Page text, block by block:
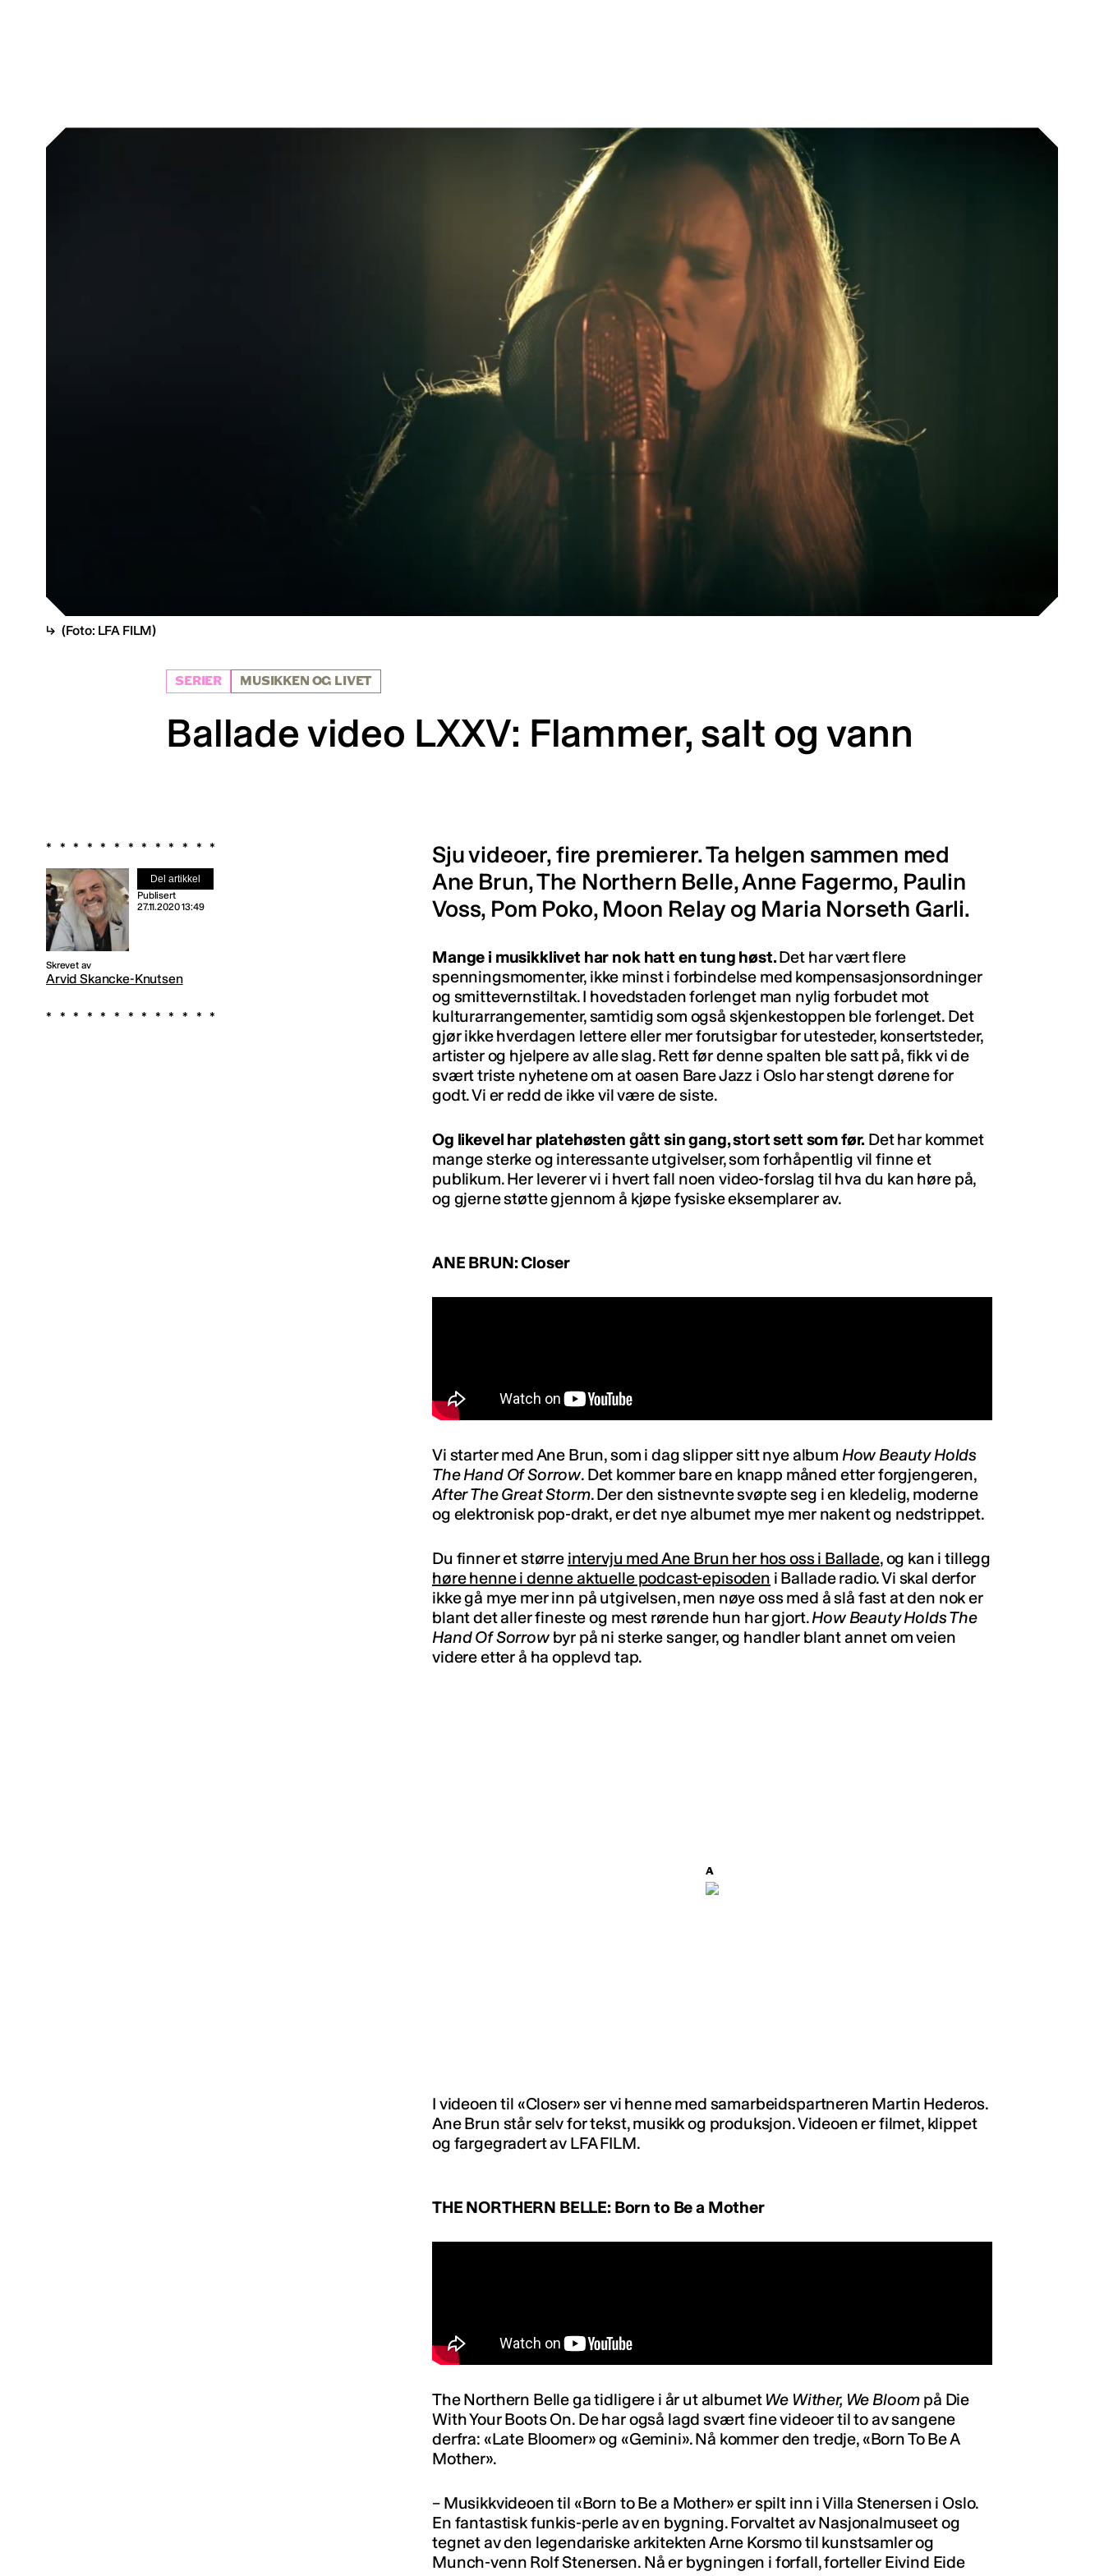
(Foto: LFA FILM)
SERIER MUSIKKEN OG LIVET
Ballade video LXXV: Flammer, salt og vann
Del artikkel
Publisert
27.11.2020 13:49
Skrevet av
Arvid Skancke-Knutsen
Sju videoer, fire premierer. Ta helgen sammen med
Ane Brun, The Northern Belle, Anne Fagermo, Paulin
Voss, Pom Poko, Moon Relay og Maria Norseth Garli.
Mange i musikklivet har nok hatt en tung høst.Det har vært flere
spenningsmomenter, ikke minst i forbindelse med kompensasjonsordninger
og smittevernstiltak. I hovedstaden forlenget man nylig forbudet mot
kulturarrangementer, samtidig som også skjenkestoppen ble forlenget. Det
gjør ikke hverdagen lettere eller mer forutsigbar for utesteder, konsertsteder,
artister og hjelpere av alle slag. Rett før denne spalten ble satt på, fikk vi de
svært triste nyhetene om at oasen Bare Jazz i Oslo har stengt dørene for
godt. Vi er redd de ikke vil være de siste.
Og likevel har platehøsten gått sin gang, stort sett som før. Det har kommet
mange sterke og interessante utgivelser, som forhåpentlig vil finne et
publikum. Her leverer vi i hvert fall noen video-forslag til hva du kan høre på,
og gjerne støtte gjennom å kjøpe fysiske eksemplarer av.
ANE BRUN: Closer
Vi starter med Ane Brun, som i dag slipper sitt nye album How Beauty Holds
The Hand Of Sorrow. Det kommer bare en knapp måned etter forgjengeren,
After The Great Storm. Der den sistnevnte svøpte seg i en kledelig, moderne
og elektronisk pop-drakt, er det nye albumet mye mer nakent og nedstrippet.
Du finner et større intervju med Ane Brun her hos oss i Ballade, og kan i tillegg
høre henne i denne aktuelle podcast-episoden i Ballade radio. Vi skal derfor
ikke gå mye mer inn på utgivelsen, men nøye oss med å slå fast at den nok er
blant det aller fineste og mest rørende hun har gjort.How Beauty Holds The
Hand Of Sorrowbyr på ni sterke sanger, og handler blant annet om veien
videre etter å ha opplevd tap.
I videoen til «Closer» ser vi henne med samarbeidspartneren Martin Hederos.
Ane Brun står selv for tekst, musikk og produksjon. Videoen er filmet, klippet
og fargegradert av LFA FILM.
THE NORTHERN BELLE: Born to Be a Mother
The Northern Belle ga tidligere i år ut albumet We Wither, We Bloom på Die
With Your Boots On. De har også lagd svært fine videoer til to av sangene
derfra: «Late Bloomer» og «Gemini». Nå kommer den tredje, «Born To Be A
Mother».
– Musikkvideoen til «Born to Be a Mother» er spilt inn i Villa Stenersen i Oslo.
En fantastisk funkis-perle av en bygning. Forvaltet av Nasjonalmuseet og
tegnet av den legendariske arkitekten Arne Korsmo til kunstsamler og
Munch-venn Rolf Stenersen. Nå er bygningen i forfall, forteller Eivind Eide